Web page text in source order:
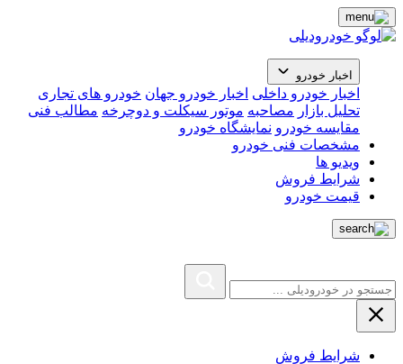
اخبار خودرو
اخبار خودرو داخلی اخبار خودرو جهان خودرو های تجاری
تحلیل بازار مصاحبه موتور سیکلت و دوچرخه مطالب فنی
مقایسه خودرو نمایشگاه خودرو
مشخصات فنی خودرو
ویدیو ها
شرایط فروش
قیمت خودرو
شرایط فروش